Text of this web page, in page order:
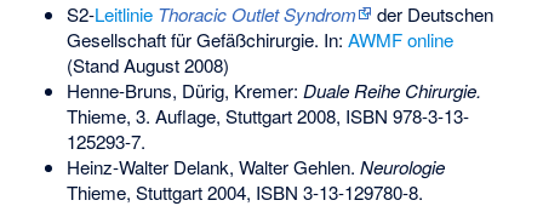
S2-Leitlinie Thoracic Outlet Syndrom
der Deutschen
Gesellschaft für Gefäßchirurgie. In: AWMF online
(Stand August 2008)
Henne-Bruns, Dürig, Kremer: Duale Reihe Chirurgie.
Thieme, 3. Auflage, Stuttgart 2008, ISBN 978-3-13-
125293-7.
Heinz-Walter Delank, Walter Gehlen. Neurologie
Thieme, Stuttgart 2004, ISBN 3-13-129780-8.